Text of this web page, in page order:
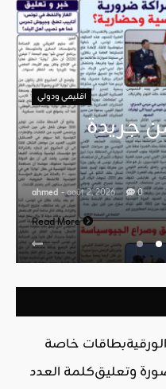
اقليمي ودولي
العدد 602 من جريدة
ahmed - août 2, 2026 0
Read More
بطاقات خاصة
وتعليقكلمة العدد